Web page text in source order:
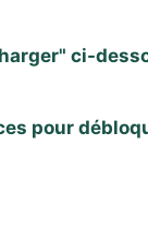
ci-
pour